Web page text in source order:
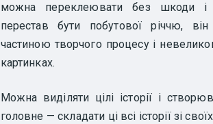
можна переклеювати без шкоди і
перестав бути побутової річчю,
частиною творчого процесу і
картинках.
Можна виділяти цілі історії і
головне — складати ці всі історії зі